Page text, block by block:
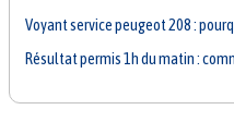
Voyant service peugeot 208 :
Résultat permis 1h du matin :